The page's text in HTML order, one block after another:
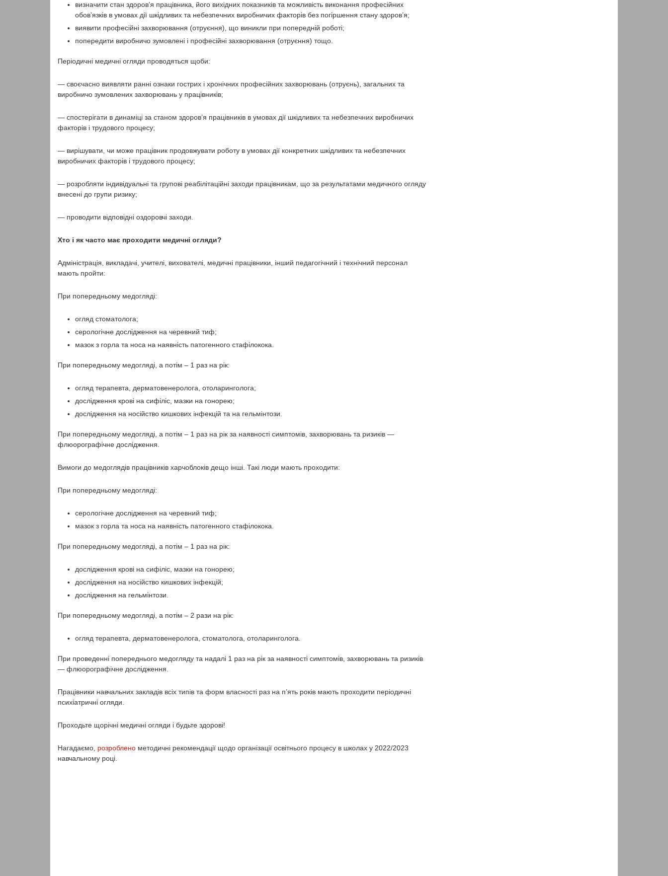
визначити стан здоров’я працівника, його вихідних показників та можливість виконання професійних
обов’язків в умовах дії шкідливих та небезпечних виробничих факторів без погіршення стану здоров’я;
виявити професійні захворювання (отруєння), що виникли при попередній роботі;
попередити виробничо зумовлені і професійні захворювання (отруєння) тощо.
Періодичні медичні огляди проводяться щоби:
— своєчасно виявляти ранні ознаки гострих і хронічних професійних захворювань (отруєнь), загальних та
виробничо зумовлених захворювань у працівників;
— спостерігати в динаміці за станом здоров’я працівників в умовах дії шкідливих та небезпечних виробничих
факторів і трудового процесу;
— вирішувати, чи може працівник продовжувати роботу в умовах дії конкретних шкідливих та небезпечних
виробничих факторів і трудового процесу;
— розробляти індивідуальні та групові реабілітаційні заходи працівникам, що за результатами медичного огляду
внесені до групи ризику;
— проводити відповідні оздоровчі заходи.
Хто і як часто має проходити медичні огляди?
Адміністрація, викладачі, учителі, вихователі, медичні працівники, інший педагогічний і технічний персонал
мають пройти:
При попередньому медогляді:
огляд стоматолога;
серологічне дослідження на черевний тиф;
мазок з горла та носа на наявність патогенного стафілокока.
При попередньому медогляді, а потім – 1 раз на рік:
огляд терапевта, дерматовенеролога, отоларинголога;
дослідження крові на сифіліс, мазки на гонорею;
дослідження на носійство кишкових інфекцій та на гельмінтози.
При попередньому медогляді, а потім – 1 раз на рік за наявності симптомів, захворювань та ризиків —
флюорографічне дослідження.
Вимоги до медоглядів працівників харчоблоків дещо інші. Такі люди мають проходити:
При попередньому медогляді:
серологічне дослідження на черевний тиф;
мазок з горла та носа на наявність патогенного стафілокока.
При попередньому медогляді, а потім – 1 раз на рік:
дослідження крові на сифіліс, мазки на гонорею;
дослідження на носійство кишкових інфекцій;
дослідження на гельмінтози.
При попередньому медогляді, а потім – 2 рази на рік:
огляд терапевта, дерматовенеролога, стоматолога, отоларинголога.
При проведенні попереднього медогляду та надалі 1 раз на рік за наявності симптомів, захворювань та ризиків
— флюорографічне дослідження.
Працівники навчальних закладів всіх типів та форм власності раз на п’ять років мають проходити періодичні
психіатричні огляди.
Проходьте щорічні медичні огляди і будьте здорові!
Нагадаємо, розробленометодичні рекомендації щодо організації освітнього процесу в школах у 2022/2023
навчальному році.